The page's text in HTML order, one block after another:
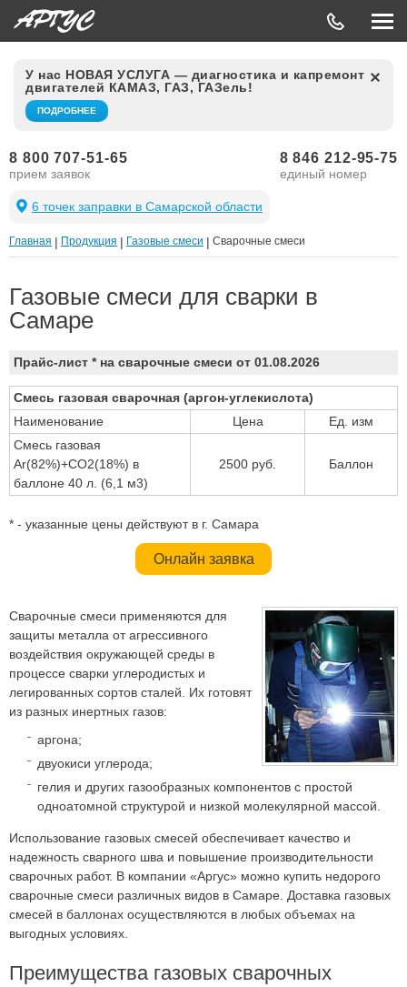
У нас НОВАЯ УСЛУГА — диагностика и капремонт
двигателей КАМАЗ, ГАЗ, ГАЗель!
ПОДРОБНЕЕ
8 800 707-51-65
прием заявок
8 846 212-95-75
единый номер
6 точек заправки в Самарской области
Главная | Продукция | Газовые смеси | Сварочные смеси
Газовые смеси для сварки в
Самаре
Прайс-лист * на сварочные смеси от 01.08.2026
Смесь газовая сварочная (аргон-углекислота)
Наименование
Цена
Ед. изм
Смесь газовая
Ar(82%)+CO2(18%) в
баллоне 40 л. (6,1 м3)
2500 руб. Баллон
* - указанные цены действуют в г. Самара
Онлайн заявка
Сварочные смеси применяются для
защиты металла от агрессивного
воздействия окружающей среды в
процессе сварки углеродистых и
легированных сортов сталей. Их готовят
из разных инертных газов:
аргона;
двуокиси углерода;
гелия и других газообразных компонентов с простой
одноатомной структурой и низкой молекулярной массой.
Использование газовых смесей обеспечивает качество и
надежность сварного шва и повышение производительности
сварочных работ. В компании «Аргус» можно купить недорого
сварочные смеси различных видов в Самаре. Доставка газовых
смесей в баллонах осуществляются в любых объемах на
выгодных условиях.
Преимущества газовых сварочных